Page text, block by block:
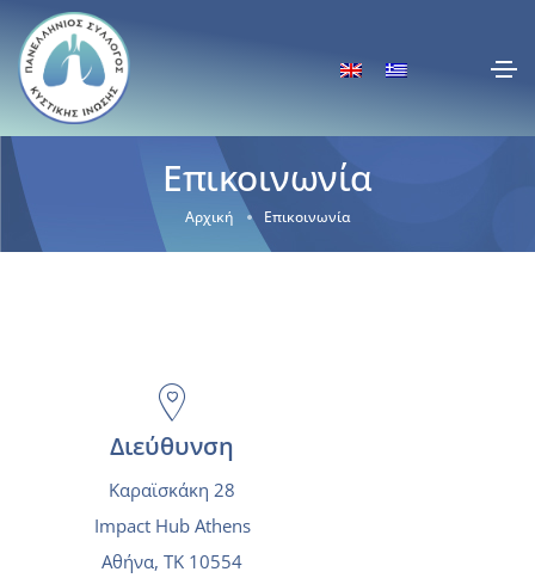
Επικοινωνία
Αρχική Επικοινωνία
Διεύθυνση
Καραϊσκάκη 28
Impact Hub Athens
Αθήνα, ΤΚ 10554